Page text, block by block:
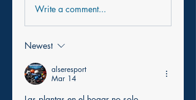
Write a comment...
Newest
alseresport
Mar 14